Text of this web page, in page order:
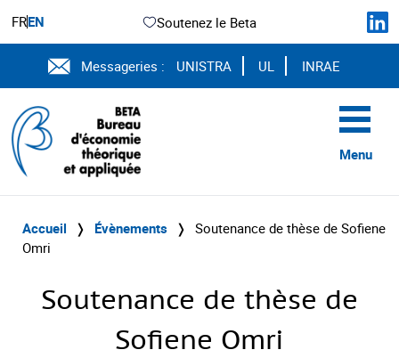
FREN Soutenez le Beta
Messageries : UNISTRA UL INRAE
Menu
Accueil ❭ Évènements ❭ Soutenance de thèse de Sofiene
Omri
Soutenance de thèse de
Sofiene Omri